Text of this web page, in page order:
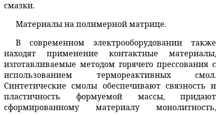
смазки.
Материалы на полимерной матрице.
В современном электрооборудовании также
находят применение контактные материалы,
изготавливаемые методом горячего прессования с
использованием термореактивных смол.
Синтетические смолы обеспечивают связность и
пластичность формуемой массы, придают
сформированному материалу монолитность,